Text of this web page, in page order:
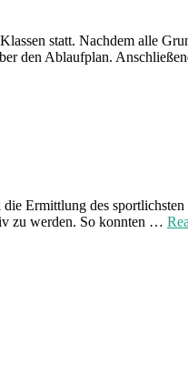
statt. Nachdem alle
den Ablaufplan.
Ermittlung des
zu werden. So konnten …